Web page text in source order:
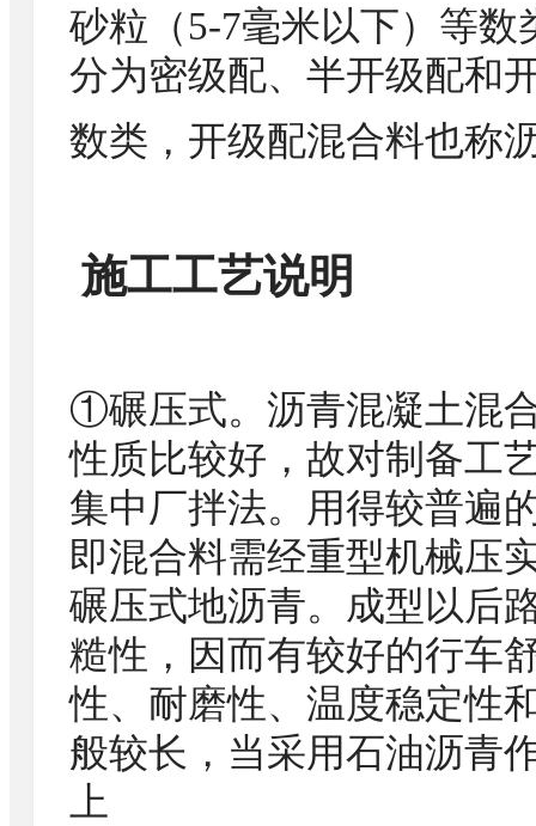
砂粒（5-7毫米以下）等
分为密级配、半开级配和
数类，开级配混合料也称
施工工艺说明
①碾压式。沥青混凝土混
性质比较好，故对制备工
集中厂拌法。用得较普遍
即混合料需经重型机械压
碾压式地沥青。成型以后
糙性，因而有较好的行车
性、耐磨性、温度稳定性
般较长，当采用石油沥青
上